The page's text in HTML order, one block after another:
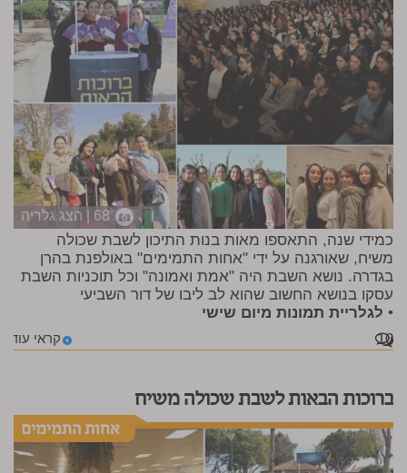
68 | הצג גלריה
כמידי שנה, התאספו מאות בנות התיכון לשבת שכולה
משיח, שאורגנה על ידי "אחות התמימים" באולפנת בהרן
בגדרה. נושא השבת היה "אמת ואמונה" וכל תוכניות השבת
עסקו בנושא החשוב שהוא לב ליבו של דור השביעי
• לגלריית תמונות מיום שישי
קראי עוד 10
ברוכות הבאות לשבת שכולה משיח